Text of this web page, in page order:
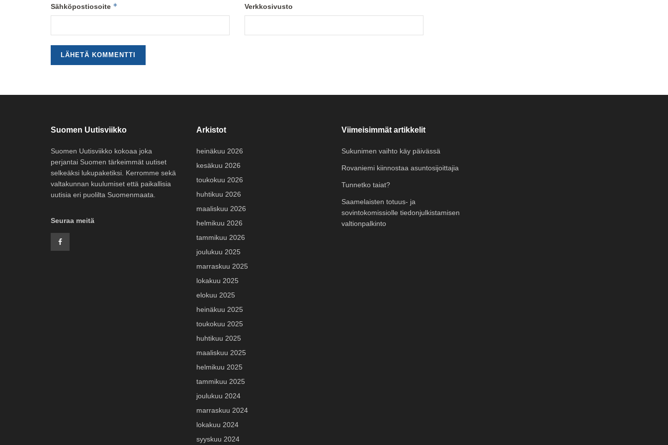
Sähköpostiosoite * Verkkosivusto
Suomen Uutisviikko
Suomen Uutisviikko kokoaa joka
perjantai Suomen tärkeimmät uutiset
selkeäksi lukupaketiksi. Kerromme sekä
valtakunnan kuulumiset että paikallisia
uutisia eri puolilta Suomenmaata.
Seuraa meitä
Arkistot
heinäkuu 2026
kesäkuu 2026
toukokuu 2026
huhtikuu 2026
maaliskuu 2026
helmikuu 2026
tammikuu 2026
joulukuu 2025
marraskuu 2025
lokakuu 2025
elokuu 2025
heinäkuu 2025
toukokuu 2025
huhtikuu 2025
maaliskuu 2025
helmikuu 2025
tammikuu 2025
joulukuu 2024
marraskuu 2024
lokakuu 2024
syyskuu 2024
Viimeisimmät artikkelit
Sukunimen vaihto käy päivässä
Rovaniemi kiinnostaa asuntosijoittajia
Tunnetko taiat?
Saamelaisten totuus- ja
sovintokomissiolle tiedonjulkistamisen
valtionpalkinto